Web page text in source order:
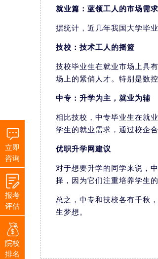
就业篇：蓝领工人的市场需求
据统计，近几年我国大学毕
技校：技术工人的摇篮
技校毕业生在就业市场上具
场上的紧俏人才。特别是数
中专：升学为主，就业为辅
相比技校，中专毕业生在就
学生的就业需求，通过校企
优职升学网建议
对于想要升学的同学来说，
择，因为它们注重培养学生
总之，中专和技校各有千秋
生梦想。
立即
咨询
报考
评估
院校
排名